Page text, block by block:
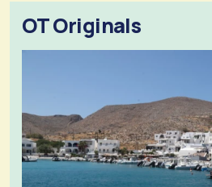
OT Originals